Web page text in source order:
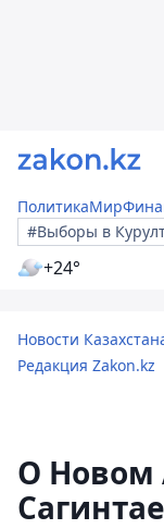
ПолитикаМир
#Выборы в
+24°
Новости
Редакция Zakon.kz
О Новом